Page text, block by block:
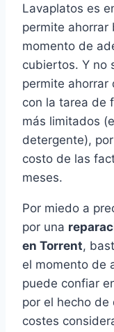
Lavaplatos es
permite ahorrar
momento de
cubiertos. Y no
permite ahorrar
con la tarea de
más limitados
detergente),
costo de las
meses.
Por miedo a
por una
en Torrent,
el momento de
puede confiar
por el hecho de
costes